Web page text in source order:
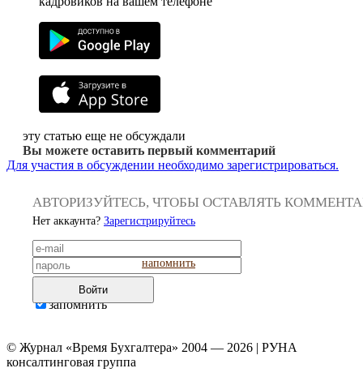
эту статью еще не обсуждали
Вы можете оставить первый комментарий
Для участия в обсуждении необходимо зарегистрироваться.
АВТОРИЗУЙТЕСЬ, ЧТОБЫ ОСТАВЛЯТЬ
Нет аккаунта? Зарегистрируйтесь
напомнить
Войти
запомнить
© Журнал «Время Бухгалтера» 2004 — 2026 | РУНА
консалтинговая группа